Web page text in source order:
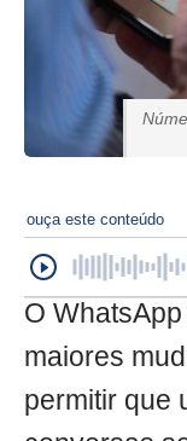
ouça este conteúdo
O
maiores
permitir que